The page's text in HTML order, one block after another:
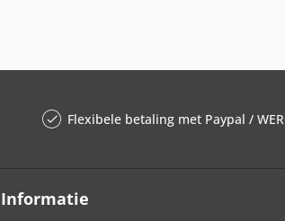
Flexibele betaling met Paypal /
Informatie